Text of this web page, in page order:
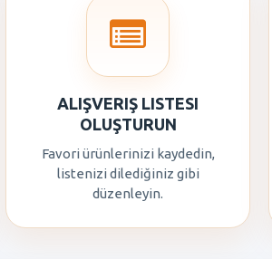
ALIŞVERIŞ LISTESI
OLUŞTURUN
Favori ürünlerinizi kaydedin,
listenizi dilediğiniz gibi
düzenleyin.